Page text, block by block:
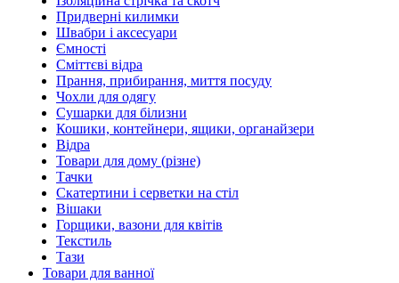
Придверні килимки
Швабри і аксесуари
Ємності
Сміттєві відра
Прання, прибирання, миття посуду
Чохли для одягу
Сушарки для білизни
Кошики, контейнери, ящики, органайзери
Відра
Товари для дому (різне)
Тачки
Скатертини і серветки на стіл
Вішаки
Горщики, вазони для квітів
Текстиль
Тази
Товари для ванної